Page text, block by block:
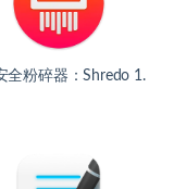
全粉碎器：Shredo 1.